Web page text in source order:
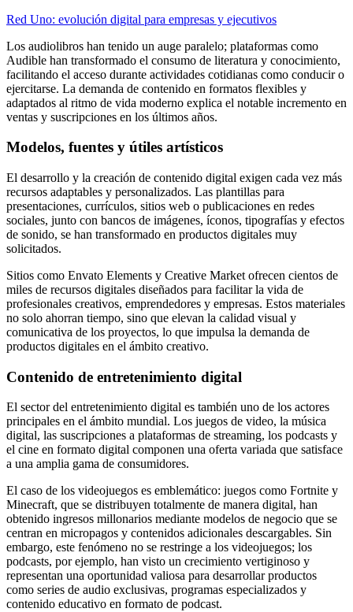
Red Uno: evolución digital para empresas y ejecutivos
Los audiolibros han tenido un auge paralelo; plataformas como
Audible han transformado el consumo de literatura y conocimiento,
facilitando el acceso durante actividades cotidianas como conducir o
ejercitarse. La demanda de contenido en formatos flexibles y
adaptados al ritmo de vida moderno explica el notable incremento en
ventas y suscripciones en los últimos años.
Modelos, fuentes y útiles artísticos
El desarrollo y la creación de contenido digital exigen cada vez más
recursos adaptables y personalizados. Las plantillas para
presentaciones, currículos, sitios web o publicaciones en redes
sociales, junto con bancos de imágenes, íconos, tipografías y efectos
de sonido, se han transformado en productos digitales muy
solicitados.
Sitios como Envato Elements y Creative Market ofrecen cientos de
miles de recursos digitales diseñados para facilitar la vida de
profesionales creativos, emprendedores y empresas. Estos materiales
no solo ahorran tiempo, sino que elevan la calidad visual y
comunicativa de los proyectos, lo que impulsa la demanda de
productos digitales en el ámbito creativo.
Contenido de entretenimiento digital
El sector del entretenimiento digital es también uno de los actores
principales en el ámbito mundial. Los juegos de video, la música
digital, las suscripciones a plataformas de streaming, los podcasts y
el cine en formato digital componen una oferta variada que satisface
a una amplia gama de consumidores.
El caso de los videojuegos es emblemático: juegos como Fortnite y
Minecraft, que se distribuyen totalmente de manera digital, han
obtenido ingresos millonarios mediante modelos de negocio que se
centran en micropagos y contenidos adicionales descargables. Sin
embargo, este fenómeno no se restringe a los videojuegos; los
podcasts, por ejemplo, han visto un crecimiento vertiginoso y
representan una oportunidad valiosa para desarrollar productos
como series de audio exclusivas, programas especializados y
contenido educativo en formato de podcast.